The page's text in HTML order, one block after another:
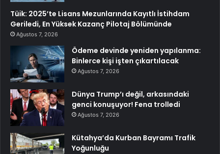
Tüik: 2025’te Lisans Mezunlarında Kayıtlı İstihdam
Geriledi, En Yüksek Kazanç Pilotaj Bölümünde
Ağustos 7, 2026
Ödeme devinde yeniden yapılanma:
Binlerce kişi işten çıkartılacak
Ağustos 7, 2026
Dünya Trump’ı değil, arkasındaki
genci konuşuyor! Fena trolledi
Ağustos 7, 2026
Kütahya’da Kurban Bayramı Trafik
Yoğunluğu